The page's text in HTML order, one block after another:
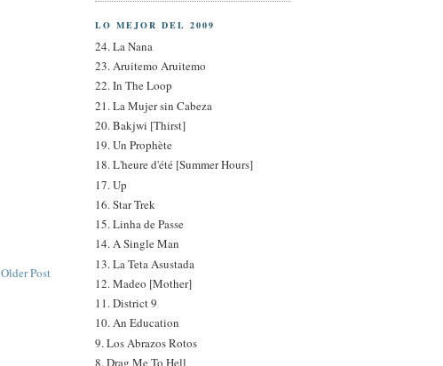
Older Post
LO MEJOR DEL 2009
24. La Nana
23. Aruitemo Aruitemo
22. In The Loop
21. La Mujer sin Cabeza
20. Bakjwi [Thirst]
19. Un Prophète
18. L'heure d'été [Summer Hours]
17. Up
16. Star Trek
15. Linha de Passe
14. A Single Man
13. La Teta Asustada
12. Madeo [Mother]
11. District 9
10. An Education
9. Los Abrazos Rotos
8. Drag Me To Hell